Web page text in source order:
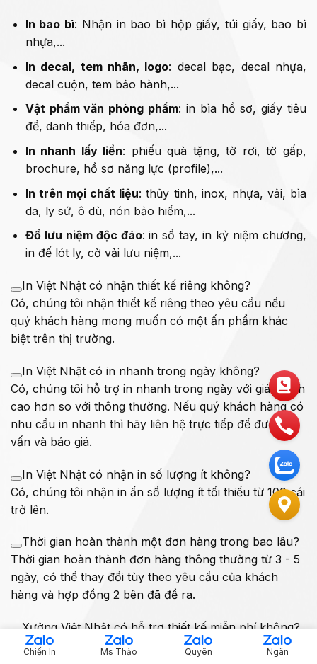
In bao bì: Nhận in bao bì hộp giấy, túi giấy, bao bì
nhựa,...
In decal, tem nhãn, logo: decal bạc, decal nhựa,
decal cuộn, tem bảo hành,...
Vật phẩm văn phòng phẩm: in bìa hồ sơ, giấy tiêu
đề, danh thiếp, hóa đơn,...
In nhanh lấy liền: phiếu quà tặng, tờ rơi, tờ gấp,
brochure, hồ sơ năng lực (profile),...
In trên mọi chất liệu: thủy tinh, inox, nhựa, vải, bìa
da, ly sứ, ô dù, nón bảo hiểm,...
Đồ lưu niệm độc đáo: in sổ tay, in kỷ niệm chương,
in đế lót ly, cờ vải lưu niệm,...
In Việt Nhật có nhận thiết kế riêng không?
Có, chúng tôi nhận thiết kế riêng theo yêu cầu nếu
quý khách hàng mong muốn có một ấn phẩm khác
biệt trên thị trường.
In Việt Nhật có in nhanh trong ngày không?
Có, chúng tôi hỗ trợ in nhanh trong ngày với giá thành
cao hơn so với thông thường. Nếu quý khách hàng có
nhu cầu in nhanh thì hãy liên hệ trực tiếp để được tư
vấn và báo giá.
In Việt Nhật có nhận in số lượng ít không?
Có, chúng tôi nhận in ấn số lượng ít tối thiểu từ 100 cái
trở lên.
Thời gian hoàn thành một đơn hàng trong bao lâu?
Thời gian hoàn thành đơn hàng thông thường từ 3 - 5
ngày, có thể thay đổi tùy theo yêu cầu của khách
hàng và hợp đồng 2 bên đã đề ra.
Xưởng Việt Nhật có hỗ trợ thiết kế miễn phí không?
Chúng tôi có hỗ trợ thiết kế miễn phí cho các đơn
Chiến In Ms Thảo Quyên Ngân